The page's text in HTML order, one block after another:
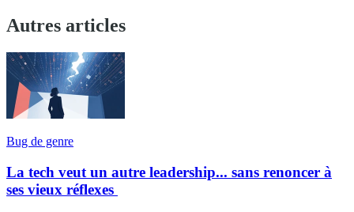
Autres articles
Bug de genre
La tech veut un autre leadership... sans renoncer à
ses vieux réflexes